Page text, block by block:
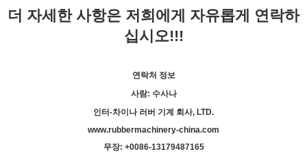
더 자세한 사항은 저희에게 자유롭게 연락하
십시오!!!
연락처 정보
사람: 수사나
인터-차이나 러버 기계 회사, LTD.
www.rubbermachinery-china.com
무장: +0086-13179487165